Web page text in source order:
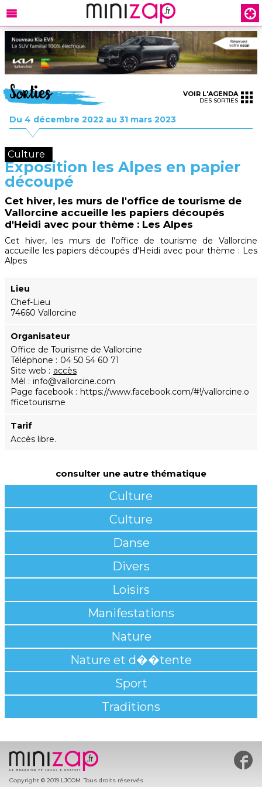
Sorties
Du 4 décembre 2022 au 31 mars 2023
VOIR L'AGENDA
DES SORTIES
Culture
Exposition les Alpes en papier
découpé
Cet hiver, les murs de l'office de tourisme de
Vallorcine accueille les papiers découpés
d'Heidi avec pour thème : Les Alpes
Cet hiver, les murs de l'office de tourisme de Vallorcine
accueille les papiers découpés d'Heidi avec pour thème : Les
Alpes
Lieu
Chef-Lieu
74660 Vallorcine
Organisateur
Office de Tourisme de Vallorcine
Téléphone
04 50 54 60 71
Site web
accès
Mél
info@vallorcine.com
Page facebook
https://www.facebook.com/#!/vallorcine.o
fficetourisme
Tarif
Accès libre.
consulter une autre thématique
Culture
Culture
Danse
Divers
Loisirs
Manifestations
Nature
Nature et d��tente
Sport
Traditions
Copyright © 2019 LJCOM. Tous droits réservés